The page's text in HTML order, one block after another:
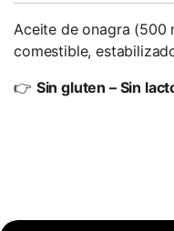
Aceite de onagra (500
comestible,
👉 Sin gluten – Sin